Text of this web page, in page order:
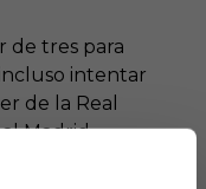
de tres para
intentar
de la Real
Madrid,
Sánchez